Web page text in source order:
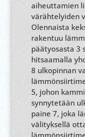
aiheuttamien
värähtelyiden
Olennaista
rakentuu
päätyosasta 3
hitsaamalla
8 ulkopinnan
5, johon
synnytetään
paine 7, joka
välityksellä